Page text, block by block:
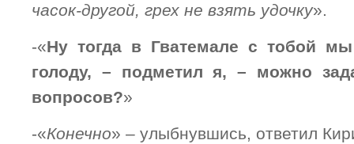
часок-другой, грех не взять удочку».
-«Ну тогда в Гватемале с тобой
голоду, – подметил я, – можно
вопросов?»
-«Конечно» – улыбнувшись, ответил